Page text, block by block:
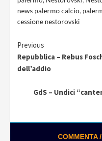
news palermo calcio,
cessione nestorovski
Continue
Reading
Previous
Repubblica – Rebus
dell’addio
GdS – Undici
COMMENTA